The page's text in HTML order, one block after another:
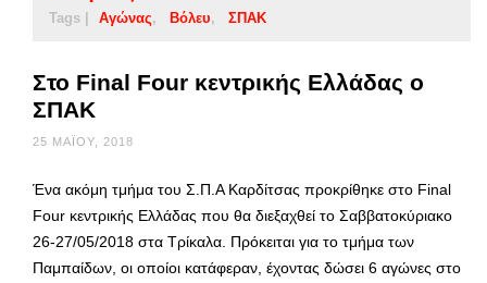
Tags | Αγώνας Βόλευ ΣΠΑΚ
Στο Final Four κεντρικής Ελλάδας ο
ΣΠΑΚ
25 ΜΑΪ́ΟΥ, 2018
Ένα ακόμη τμήμα του Σ.Π.Α Καρδίτσας προκρίθηκε στο Final
Four κεντρικής Ελλάδας που θα διεξαχθεί το Σαββατοκύριακο
26-27/05/2018 στα Τρίκαλα. Πρόκειται για το τμήμα των
Παμπαίδων, οι οποίοι κατάφεραν, έχοντας δώσει 6 αγώνες στο